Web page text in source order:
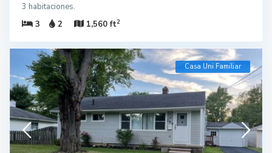
3 habitaciones.
3
2 1,560 ft2
Casa Uni Familiar